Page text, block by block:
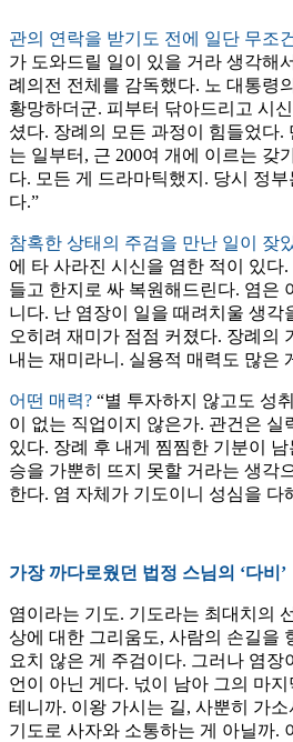
관의 연락을 받기도 전에 일단 무조
가 도와드릴 일이 있을 거라 생각해
례의전 전체를 감독했다. 노 대통령
황망하더군. 피부터 닦아드리고 시
셨다. 장례의 모든 과정이 힘들었다.
는 일부터, 근 200여 개에 이르는 갖
다. 모든 게 드라마틱했지. 당시 정
다.”
참혹한 상태의 주검을 만난 일이 잦
에 타 사라진 시신을 염한 적이 있다
들고 한지로 싸 복원해드린다. 염은
니다. 난 염장이 일을 때려치울 생각
오히려 재미가 점점 커졌다. 장례의
내는 재미라니. 실용적 매력도 많은
어떤 매력? “별 투자하지 않고도 성
이 없는 직업이지 않은가. 관건은 실
있다. 장례 후 내게 찜찜한 기분이 남
승을 가뿐히 뜨지 못할 거라는 생각
한다. 염 자체가 기도이니 성심을 다
가장 까다로웠던 법정 스님의 ‘다비’
염이라는 기도. 기도라는 최대치의
상에 대한 그리움도, 사람의 손길을
요치 않은 게 주검이다. 그러나 염장
언이 아닌 게다. 넋이 남아 그의 마
테니까. 이왕 가시는 길, 사뿐히 가
기도로 사자와 소통하는 게 아닐까.